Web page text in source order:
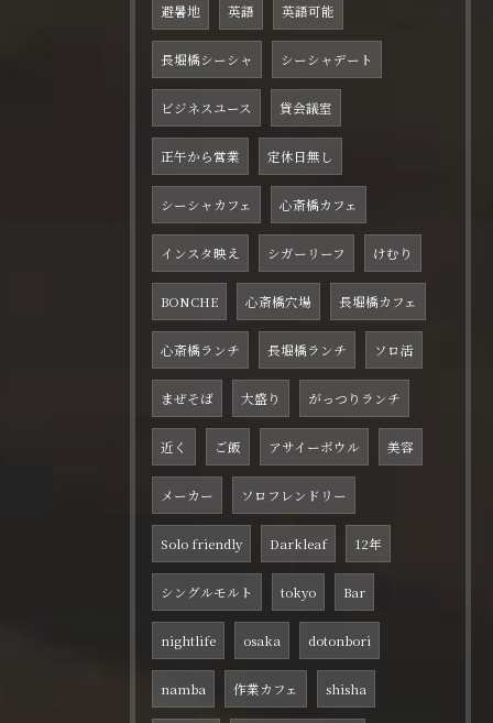
避暑地 英語 英語可能
長堀橋シーシャ シーシャデート
ビジネスユース 貸会議室
正午から営業 定休日無し
シーシャカフェ 心斎橋カフェ
インスタ映え シガーリーフ けむり
BONCHE 心斎橋穴場 長堀橋カフェ
心斎橋ランチ 長堀橋ランチ ソロ活
まぜそば 大盛り がっつりランチ
近く ご飯 アサイーボウル 美容
メーカー ソロフレンドリー
Solo friendly Darkleaf 12年
シングルモルト tokyo Bar
nightlife osaka dotonbori
namba 作業カフェ shisha